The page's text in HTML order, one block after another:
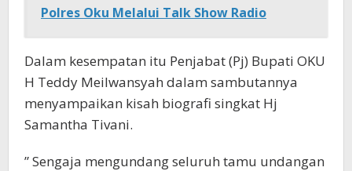
Polres Oku Melalui Talk Show Radio
Dalam kesempatan itu Penjabat (Pj) Bupati OKU
H Teddy Meilwansyah dalam sambutannya
menyampaikan kisah biografi singkat Hj
Samantha Tivani.
” Sengaja mengundang seluruh tamu undangan